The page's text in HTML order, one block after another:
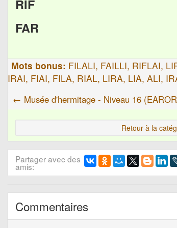
RIF
FAR
Mots bonus: FILALI, FAILLI, RIFLAI,
IRAI, FIAI, FILA, RIAL, LIRA, LIA, ALI,
← Musée d'hermitage - Niveau 16
Retour à la
Partager avec des
amis:
Commentaires